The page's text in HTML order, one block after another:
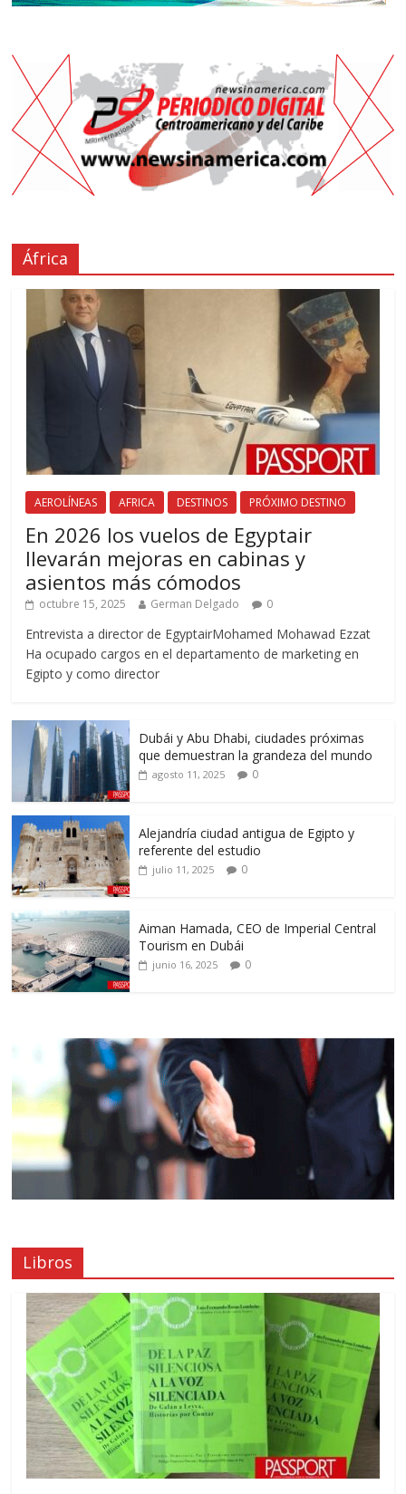
África
AEROLÍNEAS AFRICA DESTINOS PRÓXIMO DESTINO
En 2026 los vuelos de Egyptair
llevarán mejoras en cabinas y
asientos más cómodos
octubre 15, 2025 German Delgado 0
Entrevista a director de EgyptairMohamed Mohawad Ezzat
Ha ocupado cargos en el departamento de marketing en
Egipto y como director
Dubái y Abu Dhabi, ciudades próximas
que demuestran la grandeza del mundo
agosto 11, 2025 0
Alejandría ciudad antigua de Egipto y
referente del estudio
julio 11, 2025 0
Aiman Hamada, CEO de Imperial Central
Tourism en Dubái
junio 16, 2025 0
Libros